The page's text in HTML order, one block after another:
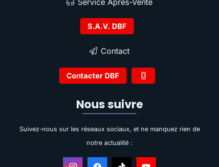
S.A.V. DBF
Contact
Contacter DBF
Nous suivre
Suivez-nous sur les réseaux sociaux, et ne manquez rien de
notre actualité :